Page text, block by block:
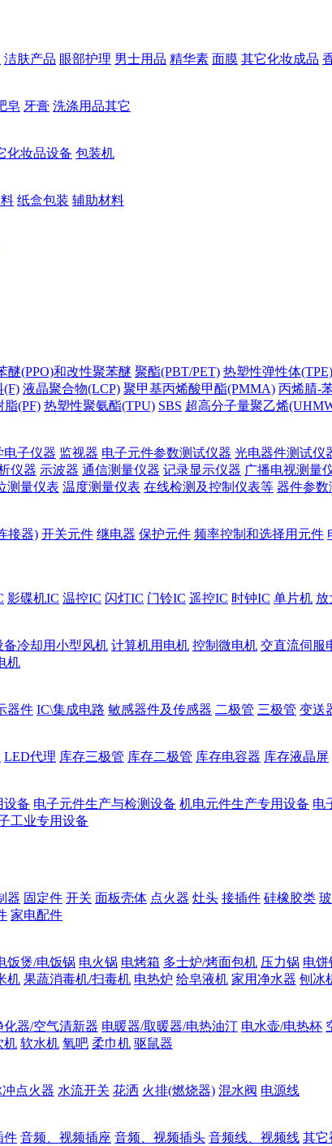
洁肤产品 眼部护理 男士用品 精华素 面膜 其它化妆成品
皂 牙膏 洗涤用品其它
化妆品设备 包装机
纸盒包装 辅助材料
醚(PPO)和改性聚苯醚 聚酯(PBT/PET) 热塑性弹性体(TPE)
(F) 液晶聚合物(LCP) 聚甲基丙烯酸甲酯(PMMA) 丙烯腈-
脂(PF) 热塑性聚氨酯(TPU) SBS 超高分子量聚乙烯
电子仪器 监视器 电子元件参数测试仪器 光电器件测试仪
仪器 示波器 通信测量仪器 记录显示仪器 广播电视测量
测量仪表 温度测量仪表 在线检测及控制仪表等 器件参数
接器) 开关元件 继电器 保护元件 频率控制和选择用元件
影碟机IC 温控IC 闪灯IC 门铃IC 遥控IC 时钟IC 单片机 放
备冷却用小型风机 计算机用电机 控制微电机 交直流伺服
机
器件 IC\集成电路 敏感器件及传感器 二极管 三极管 变送
LED代理 库存三极管 库存二极管 库存电容器 库存液晶屏
设备 电子元件生产与检测设备 机电元件生产专用设备 电
工业专用设备
器 固定件 开关 面板壳体 点火器 灶头 接插件 硅橡胶类
家电配件
饭煲/电饭锅 电火锅 电烤箱 多士炉/烤面包机 压力锅 电饼
机 果蔬消毒机/扫毒机 电热炉 给皂液机 家用净水器 刨冰
化器/空气清新器 电暖器/取暖器/电热油汀 电水壶/电热杯
机 软水机 氧吧 柔巾机 驱鼠器
冲点火器 水流开关 花洒 火排(燃烧器) 混水阀 电源线
件 音频、视频插座 音频、视频插头 音频线、视频线 其它